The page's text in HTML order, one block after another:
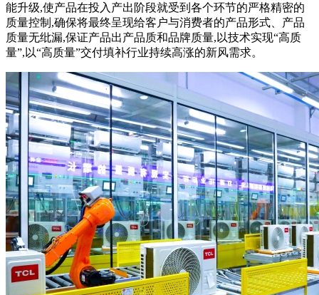
能升级,使产品在投入产出阶段就受到各个环节的严格精密的
质量控制,确保将最终呈现给客户与消费者的产品形式、产品
质量无纰漏,保证产品出产品质和品牌质量,以技术实现“高质
量”,以“高质量”交付填补行业持续高涨的新风需求。